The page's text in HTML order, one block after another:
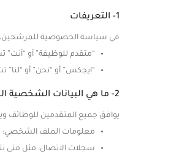
1- التعريفات
في سياسة الخصوصية للمرشحين،
“متقدم للوظيفة” أو “أنت”
“ايجكس” أو “نحن” أو “لنا”
2- ما هي البيانات الشخصية التي نقوم بجمعها؟
يوافق جميع المتقدمين للوظائف
معلومات الملف الشخصي:
سجلات الاتصال: مثل متى